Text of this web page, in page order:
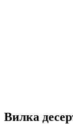
Вилка